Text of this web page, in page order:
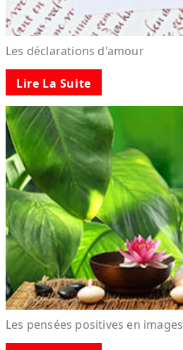
Les déclarations d'amour
Lire La Suite
Les pensées positives en images